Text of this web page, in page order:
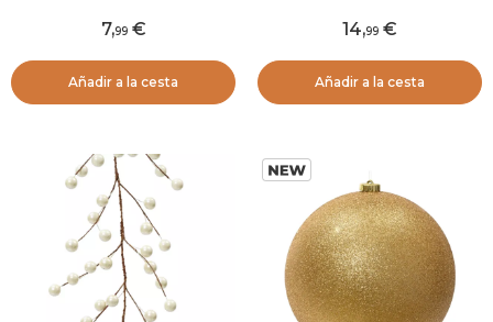
7,99
Añadir a la cesta
14,99
Añadir a la cesta